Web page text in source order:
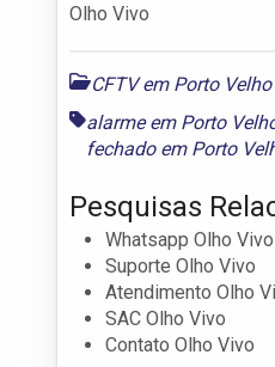
Olho Vivo
CFTV em Porto Velho
alarme em Porto
fechado em Porto
Pesquisas
Whatsapp Olho Vivo
Suporte Olho Vivo
Atendimento Olho
SAC Olho Vivo
Contato Olho Vivo